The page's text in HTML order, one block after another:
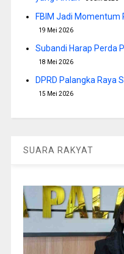
FBIM Jadi Momentum
19 Mei 2026
Subandi Harap Perda
18 Mei 2026
DPRD Palangka Raya
15 Mei 2026
SUARA RAKYAT